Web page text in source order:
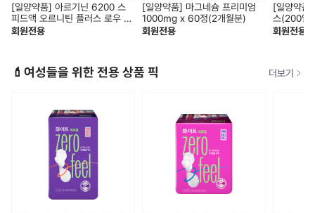
[일양약품] 아르기닌 6200 스
피드액 오르니틴 플러스 로우 슈
가 (14일분)
회원전용
[일양약품] 마그네슘 프리미엄
1000mg x 60정(2개월분)
회원전용
[일양약품
스(200일
회원전용
💄여성들을 위한 전용 상품 픽 더보기